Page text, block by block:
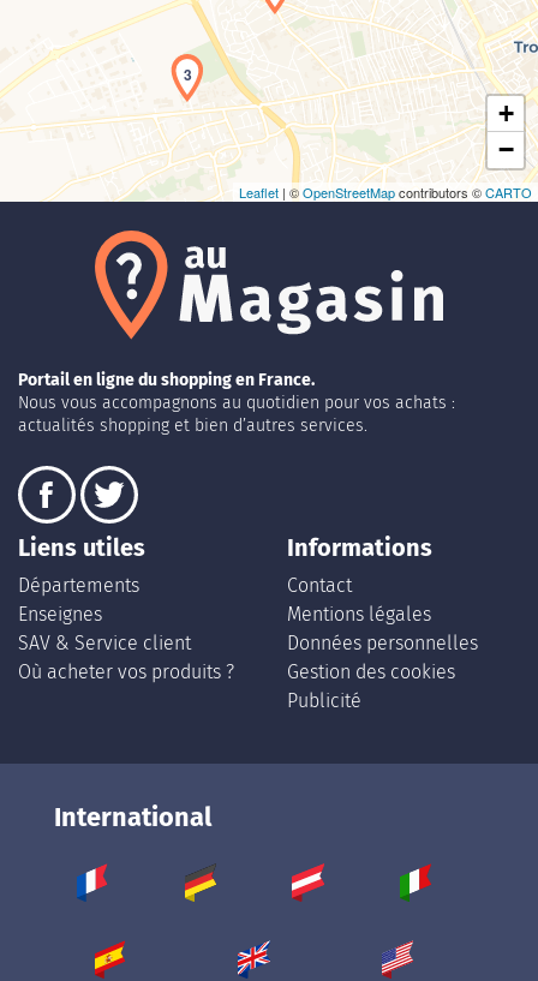
3
+
−
Leaflet | ©OpenStreetMapcontributors ©CARTO
Portail en ligne du shopping en France.
Nous vous accompagnons au quotidien pour vos achats :
actualités shopping et bien d’autres services.
Liens utiles
Départements
Enseignes
SAV & Service client
Où acheter vos produits ?
Informations
Contact
Mentions légales
Données personnelles
Gestion des cookies
Publicité
International